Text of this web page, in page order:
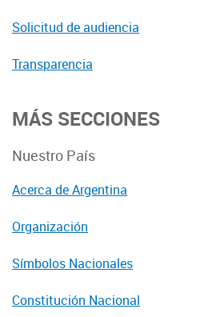
Solicitud de audiencia
Transparencia
MÁS SECCIONES
Nuestro País
Acerca de Argentina
Organización
Símbolos Nacionales
Constitución Nacional